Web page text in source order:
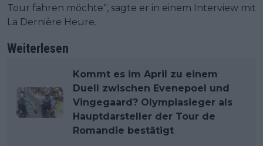
Tour fahren möchte“, sagte er in einem Interview mit
La Dernière Heure.
Weiterlesen
Kommt es im April zu einem
Duell zwischen Evenepoel und
Vingegaard? Olympiasieger als
Hauptdarsteller der Tour de
Romandie bestätigt